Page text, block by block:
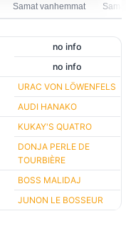
Samat vanhemmat
no info
no info
URAC VON LÖWENFELS
AUDI HANAKO
KUKAY'S QUATRO
DONJA PERLE DE
TOURBIÈRE
BOSS MALIDAJ
JUNON LE BOSSEUR